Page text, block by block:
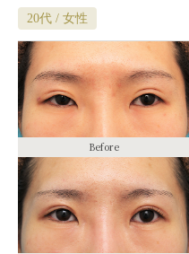
20代 / 女性
Before